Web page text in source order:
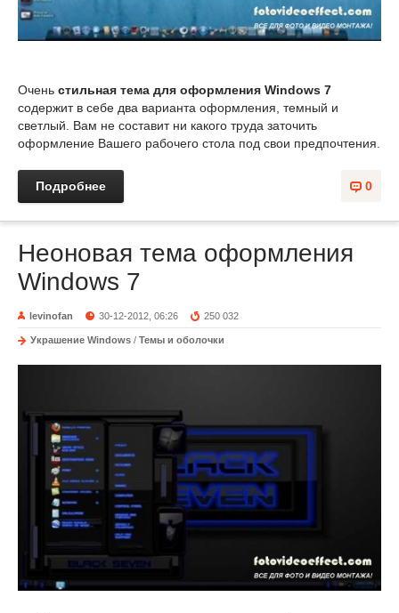
Очень стильная тема для оформления Windows 7
содержит в себе два варианта оформления, темный и
светлый. Вам не составит ни какого труда заточить
оформление Вашего рабочего стола под свои предпочтения.
0
Подробнее
Неоновая тема оформления
Windows 7
levinofan 30-12-2012, 06:26 250 032
Украшение Windows / Темы и оболочки